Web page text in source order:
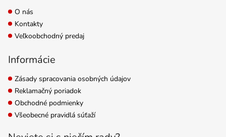
O nás
Kontakty
Veľkoobchodný predaj
Informácie
Zásady spracovania osobných údajov
Reklamačný poriadok
Obchodné podmienky
Všeobecné pravidlá súťaží